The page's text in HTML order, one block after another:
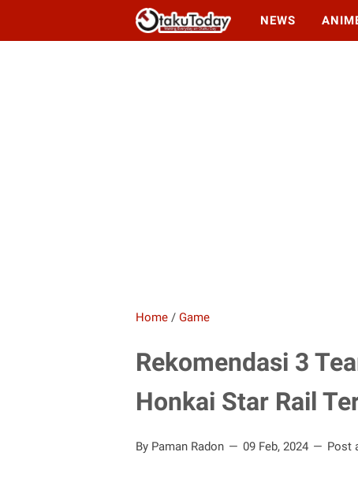
NEWS
Home / Game
Rekomendasi 3
Honkai Star Rail
By Paman Radon 09 Feb, 2024 Post